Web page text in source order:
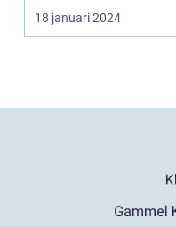
ett land som fasciner...
18 januari 2024